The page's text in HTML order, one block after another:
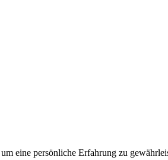
eine persönliche Erfahrung zu